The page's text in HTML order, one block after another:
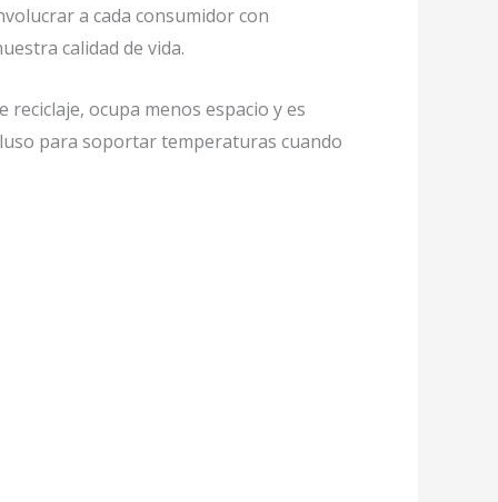
a cada consumidor con
calidad de vida.
ocupa menos espacio y es
para soportar temperaturas cuando